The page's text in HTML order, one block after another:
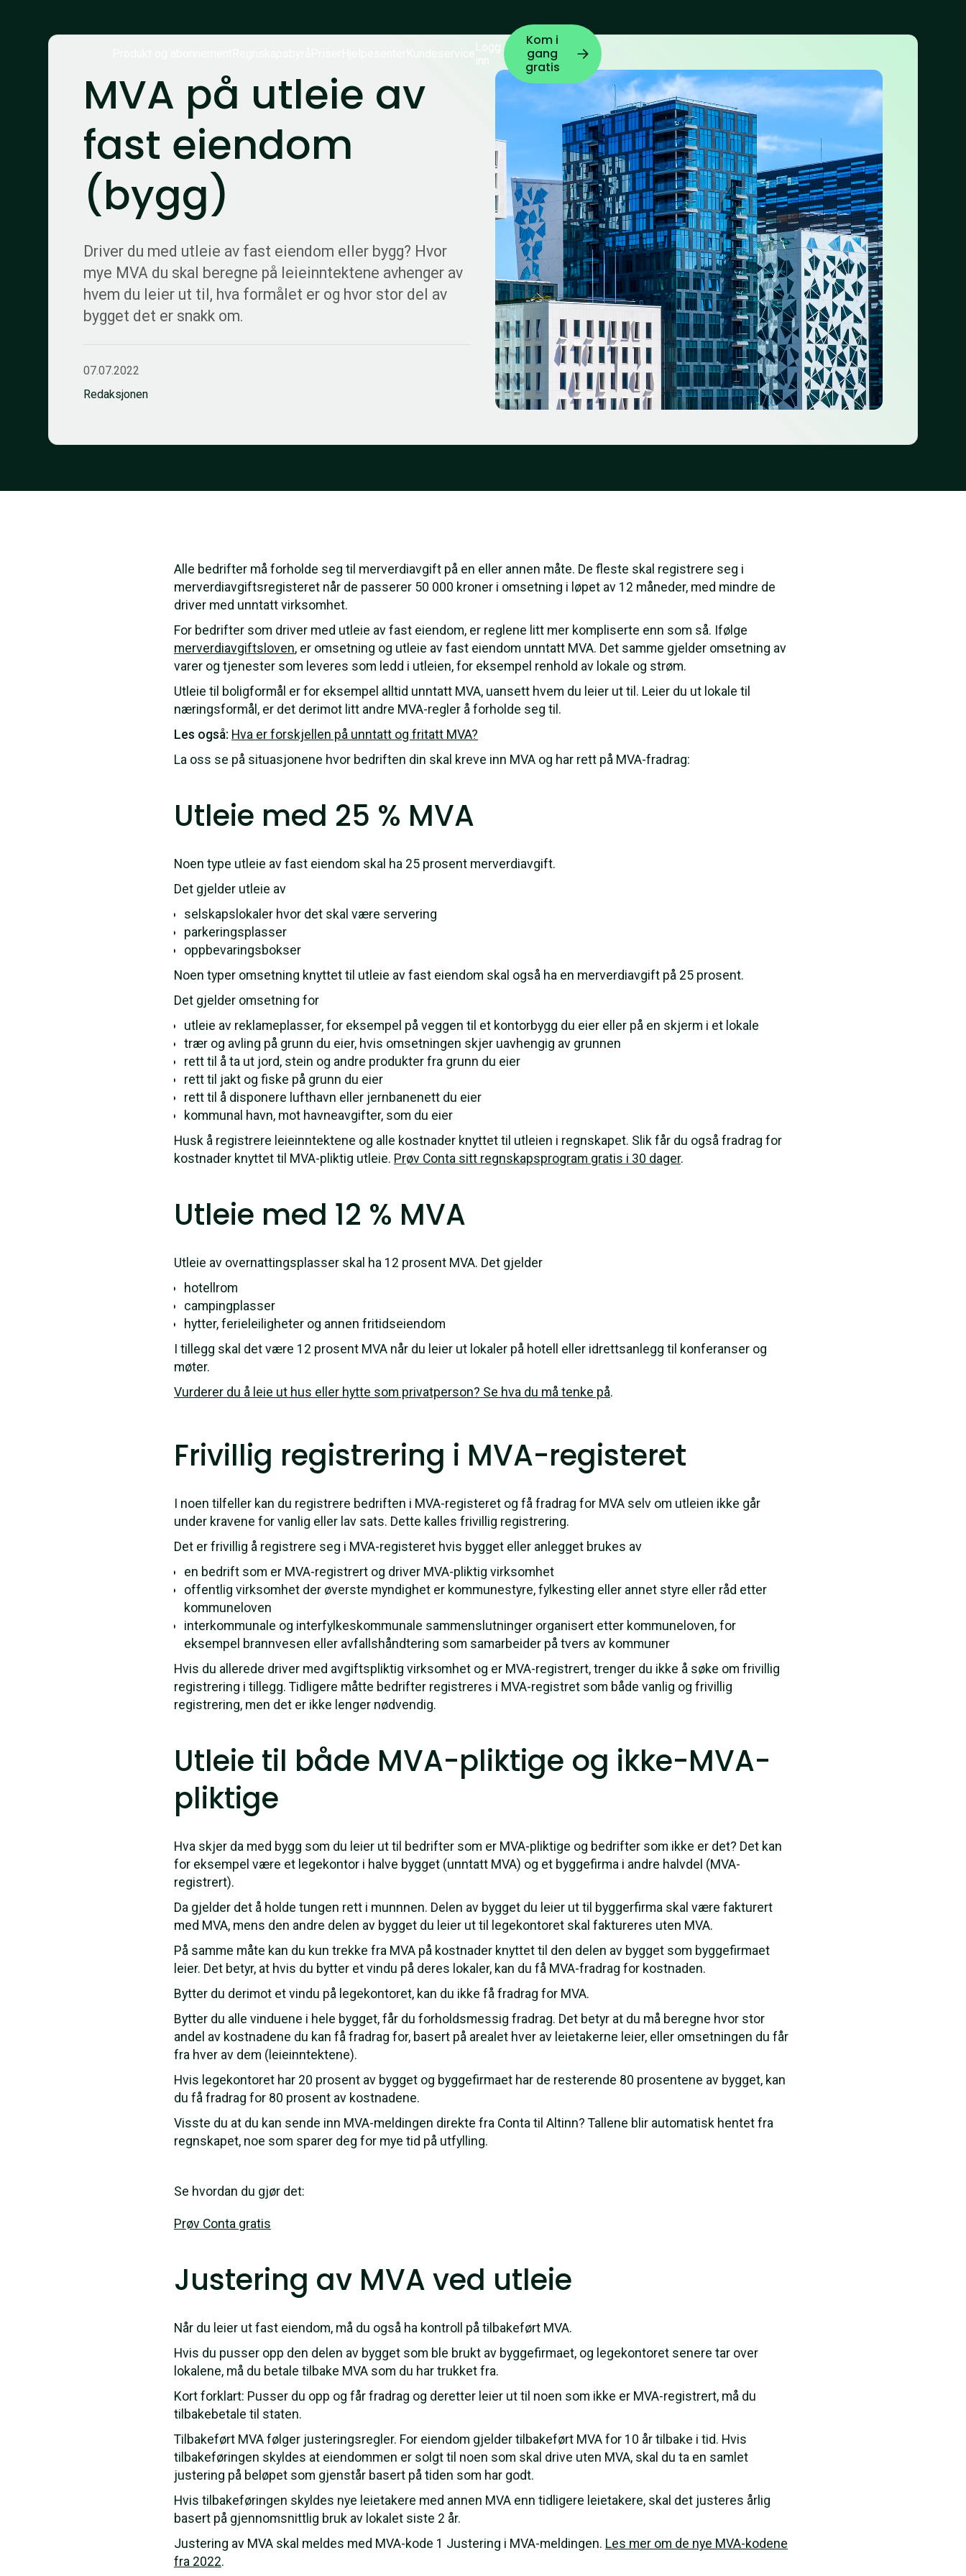
Logg
inn
Kom i
gang
gratis
MVA på utleie av
fast eiendom
(bygg)
Driver du med utleie av fast eiendom eller bygg? Hvor
mye MVA du skal beregne på leieinntektene avhenger av
hvem du leier ut til, hva formålet er og hvor stor del av
bygget det er snakk om.
07.07.2022
Redaksjonen
Alle bedrifter må forholde seg til merverdiavgift på en eller annen måte. De fleste skal registrere seg i
merverdiavgiftsregisteret når de passerer 50 000 kroner i omsetning i løpet av 12 måneder, med mindre de
driver med unntatt virksomhet.
For bedrifter som driver med utleie av fast eiendom, er reglene litt mer kompliserte enn som så. Ifølge
merverdiavgiftsloven, er omsetning og utleie av fast eiendom unntatt MVA. Det samme gjelder omsetning av
varer og tjenester som leveres som ledd i utleien, for eksempel renhold av lokale og strøm.
Utleie til boligformål er for eksempel alltid unntatt MVA, uansett hvem du leier ut til. Leier du ut lokale til
næringsformål, er det derimot litt andre MVA-regler å forholde seg til.
Les også: Hva er forskjellen på unntatt og fritatt MVA?
La oss se på situasjonene hvor bedriften din skal kreve inn MVA og har rett på MVA-fradrag:
Utleie med 25 % MVA
Noen type utleie av fast eiendom skal ha 25 prosent merverdiavgift.
Det gjelder utleie av
selskapslokaler hvor det skal være servering
parkeringsplasser
oppbevaringsbokser
Noen typer omsetning knyttet til utleie av fast eiendom skal også ha en merverdiavgift på 25 prosent.
Det gjelder omsetning for
utleie av reklameplasser, for eksempel på veggen til et kontorbygg du eier eller på en skjerm i et lokale
trær og avling på grunn du eier, hvis omsetningen skjer uavhengig av grunnen
rett til å ta ut jord, stein og andre produkter fra grunn du eier
rett til jakt og fiske på grunn du eier
rett til å disponere lufthavn eller jernbanenett du eier
kommunal havn, mot havneavgifter, som du eier
Husk å registrere leieinntektene og alle kostnader knyttet til utleien i regnskapet. Slik får du også fradrag for
kostnader knyttet til MVA-pliktig utleie. Prøv Conta sitt regnskapsprogram gratis i 30 dager.
Utleie med 12 % MVA
Utleie av overnattingsplasser skal ha 12 prosent MVA. Det gjelder
hotellrom
campingplasser
hytter, ferieleiligheter og annen fritidseiendom
I tillegg skal det være 12 prosent MVA når du leier ut lokaler på hotell eller idrettsanlegg til konferanser og
møter.
Vurderer du å leie ut hus eller hytte som privatperson? Se hva du må tenke på.
Frivillig registrering i MVA-registeret
I noen tilfeller kan du registrere bedriften i MVA-registeret og få fradrag for MVA selv om utleien ikke går
under kravene for vanlig eller lav sats. Dette kalles frivillig registrering.
Det er frivillig å registrere seg i MVA-registeret hvis bygget eller anlegget brukes av
en bedrift som er MVA-registrert og driver MVA-pliktig virksomhet
offentlig virksomhet der øverste myndighet er kommunestyre, fylkesting eller annet styre eller råd etter
kommuneloven
interkommunale og interfylkeskommunale sammenslutninger organisert etter kommuneloven, for
eksempel brannvesen eller avfallshåndtering som samarbeider på tvers av kommuner
Hvis du allerede driver med avgiftspliktig virksomhet og er MVA-registrert, trenger du ikke å søke om frivillig
registrering i tillegg. Tidligere måtte bedrifter registreres i MVA-registret som både vanlig og frivillig
registrering, men det er ikke lenger nødvendig.
Utleie til både MVA-pliktige og ikke-MVA-
pliktige
Hva skjer da med bygg som du leier ut til bedrifter som er MVA-pliktige og bedrifter som ikke er det? Det kan
for eksempel være et legekontor i halve bygget (unntatt MVA) og et byggefirma i andre halvdel (MVA-
registrert).
Da gjelder det å holde tungen rett i munnnen. Delen av bygget du leier ut til byggerfirma skal være fakturert
med MVA, mens den andre delen av bygget du leier ut til legekontoret skal faktureres uten MVA.
På samme måte kan du kun trekke fra MVA på kostnader knyttet til den delen av bygget som byggefirmaet
leier. Det betyr, at hvis du bytter et vindu på deres lokaler, kan du få MVA-fradrag for kostnaden.
Bytter du derimot et vindu på legekontoret, kan du ikke få fradrag for MVA.
Bytter du alle vinduene i hele bygget, får du forholdsmessig fradrag. Det betyr at du må beregne hvor stor
andel av kostnadene du kan få fradrag for, basert på arealet hver av leietakerne leier, eller omsetningen du får
fra hver av dem (leieinntektene).
Hvis legekontoret har 20 prosent av bygget og byggefirmaet har de resterende 80 prosentene av bygget, kan
du få fradrag for 80 prosent av kostnadene.
Visste du at du kan sende inn MVA-meldingen direkte fra Conta til Altinn? Tallene blir automatisk hentet fra
regnskapet, noe som sparer deg for mye tid på utfylling.
Se hvordan du gjør det:
Prøv Conta gratis
Justering av MVA ved utleie
Når du leier ut fast eiendom, må du også ha kontroll på tilbakeført MVA.
Hvis du pusser opp den delen av bygget som ble brukt av byggefirmaet, og legekontoret senere tar over
lokalene, må du betale tilbake MVA som du har trukket fra.
Kort forklart: Pusser du opp og får fradrag og deretter leier ut til noen som ikke er MVA-registrert, må du
tilbakebetale til staten.
Tilbakeført MVA følger justeringsregler. For eiendom gjelder tilbakeført MVA for 10 år tilbake i tid. Hvis
tilbakeføringen skyldes at eiendommen er solgt til noen som skal drive uten MVA, skal du ta en samlet
justering på beløpet som gjenstår basert på tiden som har godt.
Hvis tilbakeføringen skyldes nye leietakere med annen MVA enn tidligere leietakere, skal det justeres årlig
basert på gjennomsnittlig bruk av lokalet siste 2 år.
Justering av MVA skal meldes med MVA-kode 1 Justering i MVA-meldingen. Les mer om de nye MVA-kodene
fra 2022.